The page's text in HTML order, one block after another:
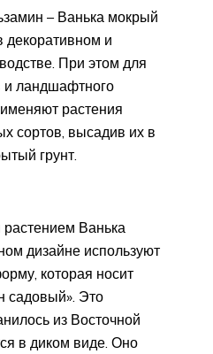
– Ванька мокрый
декоративном и
При этом для
и ландшафтного
растения
сортов, высадив их в
грунт.
Ванька
дизайне используют
которая носит
садовый». Это
из Восточной
в диком виде. Оно